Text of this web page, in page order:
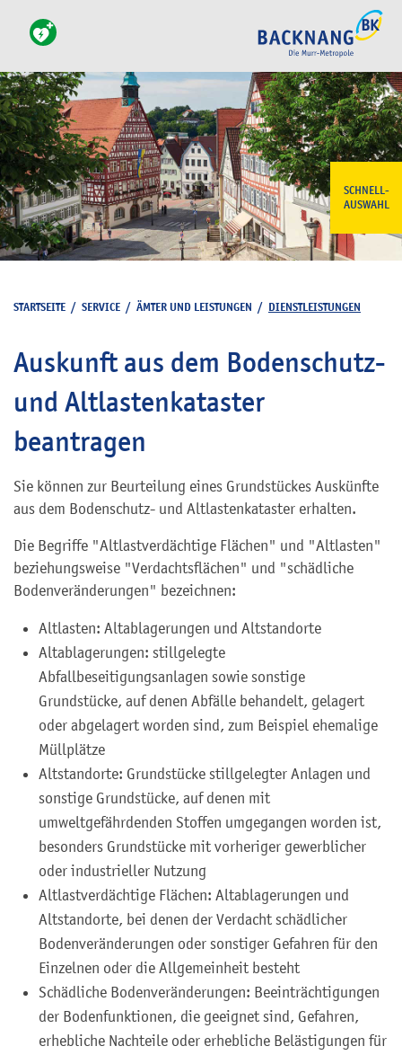
SCHNELL-
AUSWAHL
STARTSEITE / SERVICE / ÄMTER UND LEISTUNGEN / DIENSTLEISTUNGEN
Auskunft aus dem Bodenschutz-
und Altlastenkataster
beantragen
Sie können zur Beurteilung eines Grundstückes Auskünfte
aus dem Bodenschutz- und Altlastenkataster erhalten.
Die Begriffe "Altlastverdächtige Flächen" und "Altlasten"
beziehungsweise "Verdachtsflächen" und "schädliche
Bodenveränderungen" bezeichnen:
Altlasten: Altablagerungen und Altstandorte
Altablagerungen: stillgelegte
Abfallbeseitigungsanlagen sowie sonstige
Grundstücke, auf denen Abfälle behandelt, gelagert
oder abgelagert worden sind, zum Beispiel ehemalige
Müllplätze
Altstandorte: Grundstücke stillgelegter Anlagen und
sonstige Grundstücke, auf denen mit
umweltgefährdenden Stoffen umgegangen worden ist,
besonders Grundstücke mit vorheriger gewerblicher
oder industrieller Nutzung
Altlastverdächtige Flächen: Altablagerungen und
Altstandorte, bei denen der Verdacht schädlicher
Bodenveränderungen oder sonstiger Gefahren für den
Einzelnen oder die Allgemeinheit besteht
Schädliche Bodenveränderungen: Beeinträchtigungen
der Bodenfunktionen, die geeignet sind, Gefahren,
erhebliche Nachteile oder erhebliche Belästigungen für